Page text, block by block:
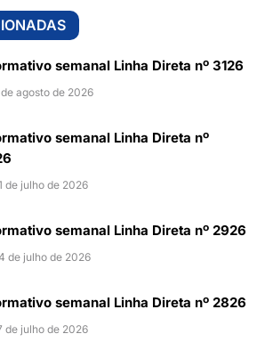
semanal Linha Direta nº 3126
agosto de 2026
semanal Linha Direta nº
de julho de 2026
semanal Linha Direta nº 2926
de julho de 2026
semanal Linha Direta nº 2826
de julho de 2026